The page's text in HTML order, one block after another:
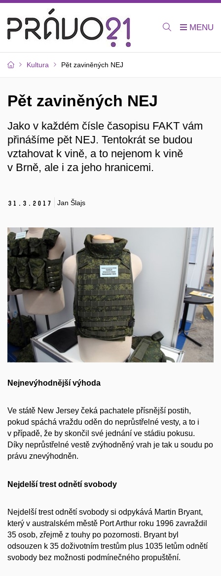
Kultura Pět zaviněných NEJ
Pět zaviněných NEJ
Jako v každém čísle časopisu FAKT vám
přinášíme pět NEJ. Tentokrát se budou
vztahovat k vině, a to nejenom k vině
v Brně, ale i za jeho hranicemi.
31. 3. 2017 Jan Šlajs
Nejnevýhodnější výhoda
Ve státě New Jersey čeká pachatele přísnější postih,
pokud spáchá vraždu oděn do neprůstřelné vesty, a to i
v případě, že by skončil své jednání ve stádiu pokusu.
Díky neprůstřelné vestě zvýhodněný vrah je tak u soudu po
právu znevýhodněn.
Nejdelší trest odnětí svobody
Nejdelší trest odnětí svobody si odpykává Martin Bryant,
který v australském městě Port Arthur roku 1996 zavraždil
35 osob, zřejmě z touhy po pozornosti. Bryant byl
odsouzen k 35 doživotním trestům plus 1035 letům odnětí
svobody bez možnosti podmínečného propuštění.